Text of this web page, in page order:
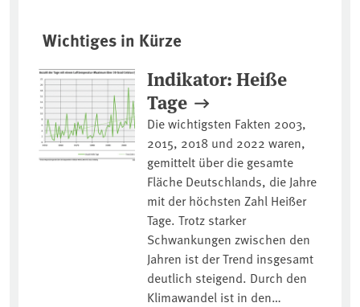
Wichtiges in Kürze
Indikator: Heiße
Tage
Die wichtigsten Fakten 2003,
2015, 2018 und 2022 waren,
gemittelt über die gesamte
Fläche Deutschlands, die Jahre
mit der höchsten Zahl Heißer
Tage. Trotz starker
Schwankungen zwischen den
Jahren ist der Trend insgesamt
deutlich steigend. Durch den
Klimawandel ist in den…